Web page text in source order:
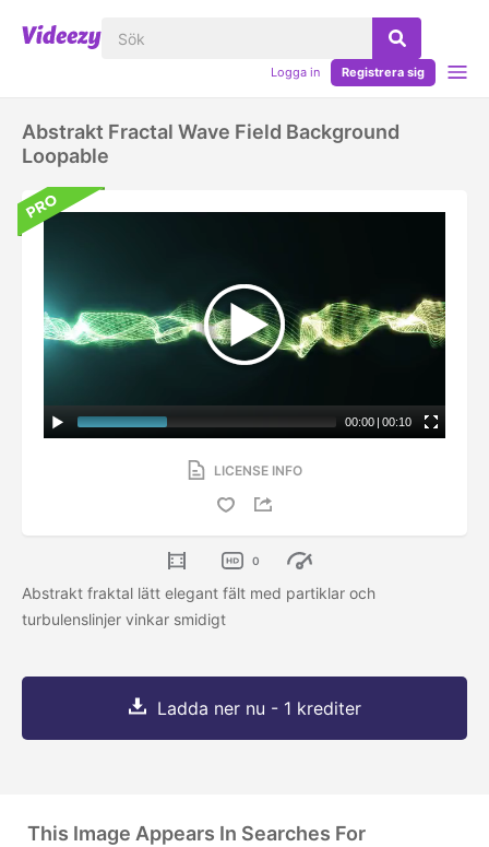
Logga in Registrera sig
Abstrakt Fractal Wave Field Background
Loopable
00:00 | 00:10
LICENSE INFO
0
Abstrakt fraktal lätt elegant fält med partiklar och
turbulenslinjer vinkar smidigt
Ladda ner nu - 1 krediter
This Image Appears In Searches For